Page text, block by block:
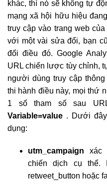
khác, thì nó sẽ không tự
mạng xã hội hữu hiệu
truy cập vào trang web
với một vài sửa đổi, bạn
đổi điều đó. Google
URL chiến lược tùy chỉnh,
người dùng truy cập
thi hành điều này, mọi thứ
1 số tham số sau
Variable=value . Dưới
dụng:
utm_campaign xác
chiến dịch cụ thể.
retweet_button hoặc